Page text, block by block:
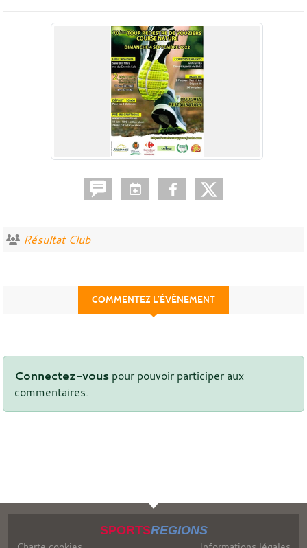
Résultat Club
COMMENTEZ L’ÉVÈNEMENT
Connectez-vous pour pouvoir participer aux
commentaires.
SPORTSREGIONS